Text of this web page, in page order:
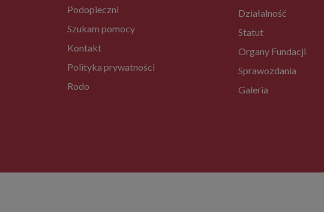
Podopieczni
Szukam pomocy
Kontakt
Polityka prywatności
Rodo
Działalność
Statut
Organy Fundacji
Sprawozdania
Galeria